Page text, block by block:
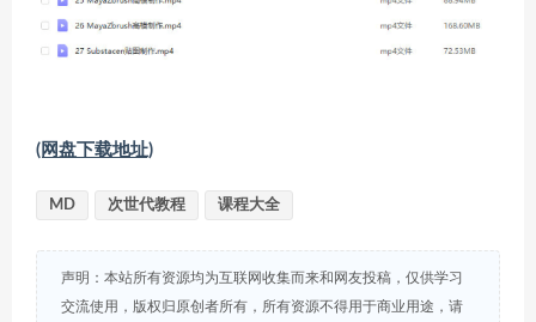
(网盘下载地址)
MD 次世代教程 课程大全
声明：本站所有资源均为互联网收集而来和网友投稿，仅供学习
交流使用，版权归原创者所有，所有资源不得用于商业用途，请